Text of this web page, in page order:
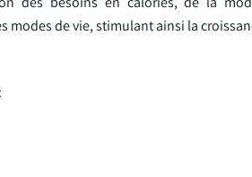
de vie, stimulant ainsi la